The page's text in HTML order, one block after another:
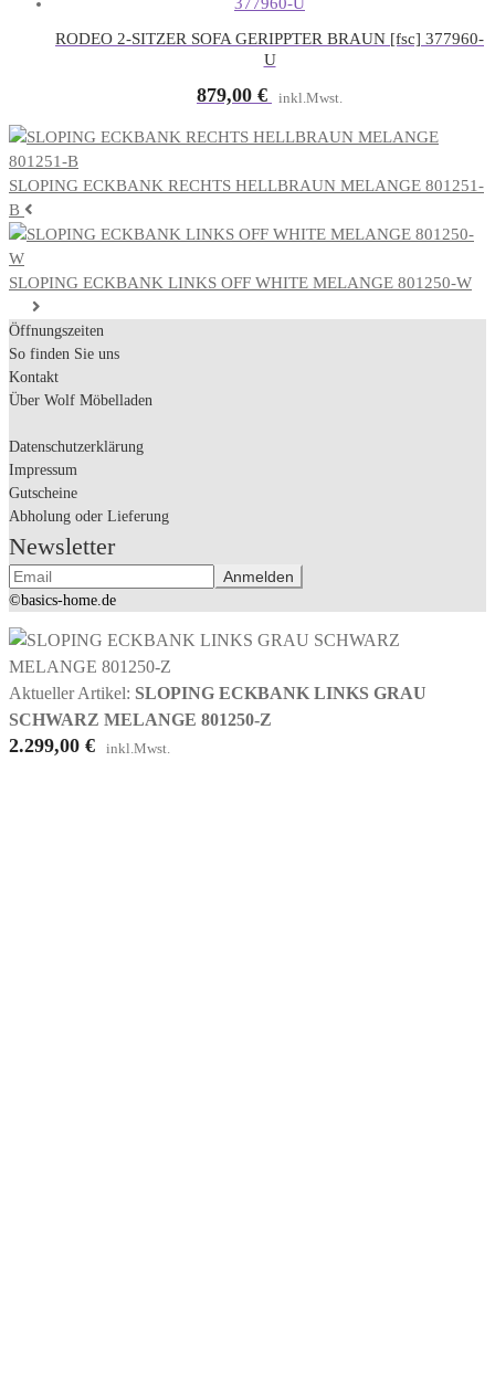
RODEO 2-SITZER SOFA GERIPPTER BRAUN [fsc] 377960-
U
879,00 € inkl.Mwst.
SLOPING ECKBANK RECHTS HELLBRAUN MELANGE 801251-
B
SLOPING ECKBANK LINKS OFF WHITE MELANGE 801250-W
Öffnungszeiten
So finden Sie uns
Kontakt
Über Wolf Möbelladen
Datenschutzerklärung
Impressum
Gutscheine
Abholung oder Lieferung
Newsletter
©basics-home.de
Aktueller Artikel: SLOPING ECKBANK LINKS GRAU
SCHWARZ MELANGE 801250-Z
2.299,00 € inkl.Mwst.